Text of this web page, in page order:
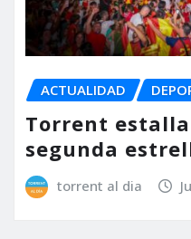
ACTUALIDAD
Torrent
segunda
torrent al dia